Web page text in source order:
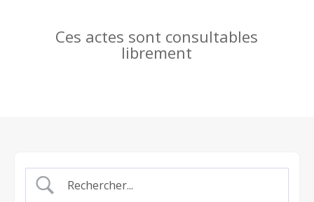
Ces actes sont consultables
librement